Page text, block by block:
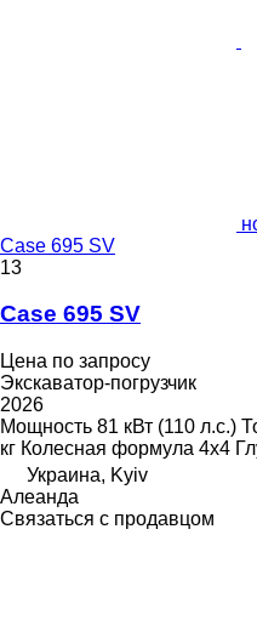
Case 695 SV
13
Case 695 SV
Цена по запросу
Экскаватор-погрузчик
2026
Мощность 81 кВт (110 л.с.)
кг Колесная формула 4x4
Украина, Kyiv
Алеанда
Связаться с продавцом